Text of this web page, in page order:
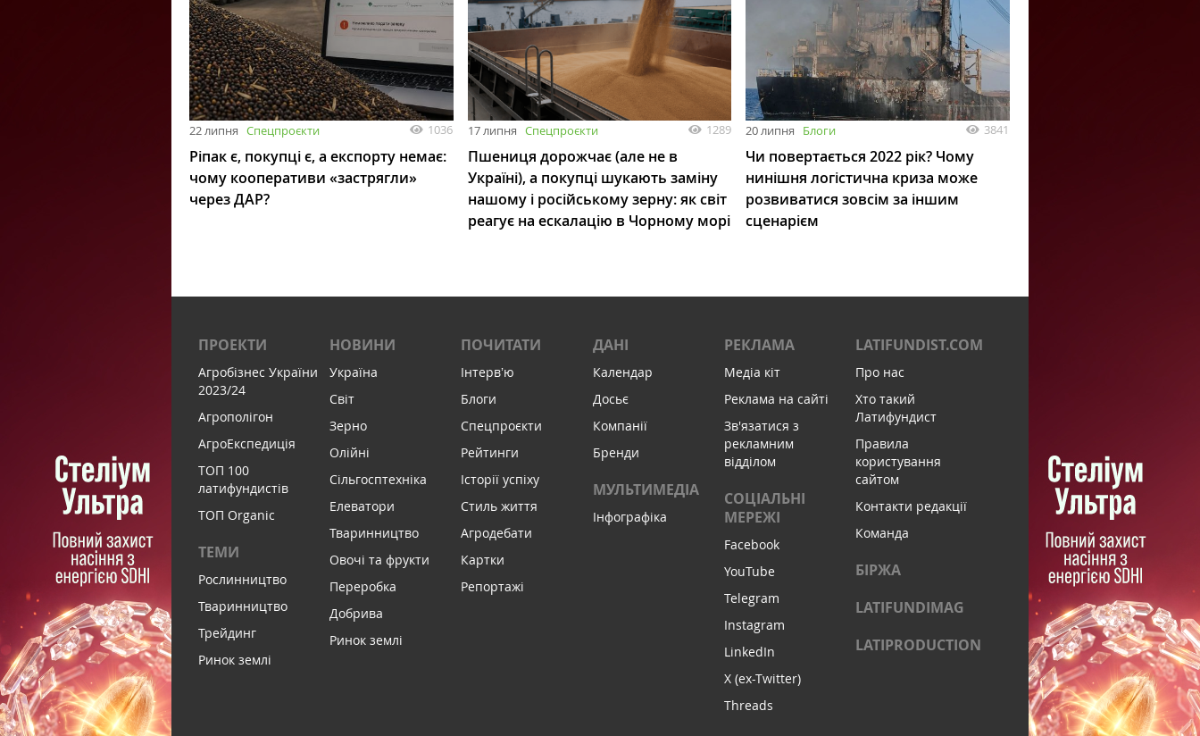
22 липня Спецпроєкти 1036
Ріпак є, покупці є, а експорту немає:
чому кооперативи «застрягли»
через ДАР?
17 липня Спецпроєкти 1289
Пшениця дорожчає (але не в
Україні), а покупці шукають заміну
нашому і російському зерну: як світ
реагує на ескалацію в Чорному морі
20 липня Блоги 3841
Чи повертається 2022 рік? Чому
нинішня логістична криза може
розвиватися зовсім за іншим
сценарієм
ПРОЕКТИ
Агробізнес України
2023/24
Агрополігон
АгроЕкспедиція
ТОП 100
латифундистів
ТОП Organic
ТЕМИ
Рослинництво
Тваринництво
Трейдинг
Ринок землі
НОВИНИ
Україна
Світ
Зерно
Олійні
Сільгосптехніка
Елеватори
Тваринництво
Овочі та фрукти
Переробка
Добрива
Ринок землі
ПОЧИТАТИ
Інтервʼю
Блоги
Спецпроєкти
Рейтинги
Історії успіху
Стиль життя
Агродебати
Картки
Репортажі
ДАНІ
Календар
Досьє
Компанії
Бренди
МУЛЬТИМЕДІА
Інфографіка
РЕКЛАМА
Медіа кіт
Реклама на сайті
Зв'язатися з
рекламним
відділом
СОЦІАЛЬНІ
МЕРЕЖІ
Facebook
YouTube
Telegram
Instagram
LinkedIn
X (ex-Twitter)
Threads
LATIFUNDIST.COM
Про нас
Хто такий
Латифундист
Правила
користування
сайтом
Контакти редакції
Команда
БІРЖА
LATIFUNDIMAG
LATIPRODUCTION